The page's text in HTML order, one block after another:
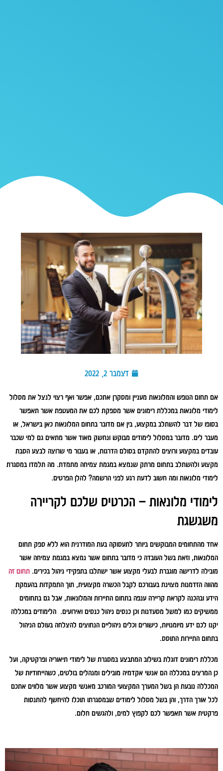
דצמבר 2, 2022
אם תחום הנופש והמלונאות מעניין ומסקרן אתכם, אפשר ואף רצוי לנצל את מסלול
לימודי מלונאות במכללת רימונים אשר מספקת לכם את המעטפת אשר תאפשר
בסופו של דבר להשתלב במקצוע, בין אם מדובר בתחום המלונאות כאן בישראל, או
מעבר לים. מדובר במסלול לימודים מבוקש ונחשק מאוד אשר מתאים גם למי שכבר
עובדים במקצוע ורוצים להתקדם בסולם הדרגות, או בעבור מי שרוצה לבצע הסבת
מקצוע ולהשתלב בתחום מרתק שנמצא במגמת צמיחה מתמדת. מה תלמדו במסגרת
לימודי מלונאות ומה חשוב לדעת רגע לפני הרשמה? להלן הפרטים.
לימודי מלונאות – הכרטיס שלכם לקריירה
משגשגת
אחד מהתחומים המבוקשים ביותר לתעסוקה בעת המודרנית הוא ללא ספק תחום
המלונאות, וזאת בשל העובדה כי מדובר בתחום אשר נמצא במגמת צמיחה אשר
מובילה לדרישה מוגברת לבעלי מקצוע אשר ישתלבו בתפקידי ניהול בכירים. תחום זה
מהווה הזדמנות מצוינת בעבורכם לקבל הכשרה מקצועית, תוך התמקדות בהעמקת
הידע ובהכנה לקראת קריירה ענפה בתחום התיירות והמלונאות, אבל גם בתחומים
ממשיקים כמו למשל מסעדנות וכן כנסים ניהול כנסים ואירועים. הלימודים במכללה
יקנו לכם ידע מיומנויות, כישורים וכלים ניהוליים הנחוצים להצלחה בעולם הניהול
בתחום התיירות התוסס.
מכללת רימונים דוגלת בשילוב המתבצע במסגרת של לימודי תיאוריה ופרקטיקה, ועל
כן המרצים במכללה הם אנשי אקדמיה מובילים ומנהלים בולטים, כשהייחודיות של
המכללה נובעת הן בשל המערך המקצועי המורכב מאנשי מקצוע אשר מלווים אתכם
לכל אורך הדרך, והן בשל מסלול לימודים שבמסגרתו תוכלו להיחשף להתנסות
פרקטית אשר תאפשר לכם לקפוץ למים, ולהגשים חלום.